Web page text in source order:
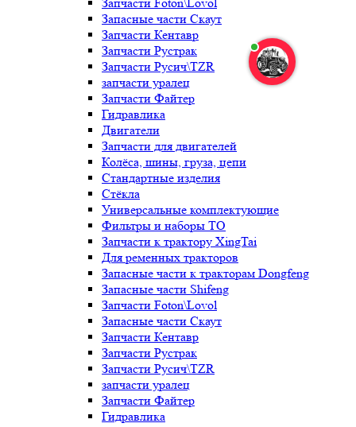
Запасные части Скаут
Запчасти Кентавр
Запчасти Рустрак
Запчасти Русич\TZR
запчасти уралец
Запчасти Файтер
Гидравлика
Двигатели
Запчасти для двигателей
Колёса, шины, груза, цепи
Стандартные изделия
Стёкла
Универсальные комплектующие
Фильтры и наборы ТО
Запчасти к трактору XingTai
Для ременных тракторов
Запасные части к тракторам Dongfeng
Запасные части Shifeng
Запчасти Foton\Lovol
Запасные части Скаут
Запчасти Кентавр
Запчасти Рустрак
Запчасти Русич\TZR
запчасти уралец
Запчасти Файтер
Гидравлика